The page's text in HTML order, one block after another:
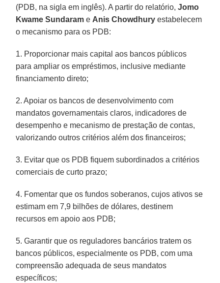
(PDB, na sigla em inglês). A partir do relatório,Jomo
Kwame Sundarame Anis Chowdhury estabelecem
o mecanismo para os PDB:
1. Proporcionar mais capital aos bancos públicos
para ampliar os empréstimos, inclusive mediante
financiamento direto;
2. Apoiar os bancos de desenvolvimento com
mandatos governamentais claros, indicadores de
desempenho e mecanismo de prestação de contas,
valorizando outros critérios além dos financeiros;
3. Evitar que os PDB fiquem subordinados a critérios
comerciais de curto prazo;
4. Fomentar que os fundos soberanos, cujos ativos se
estimam em 7,9 bilhões de dólares, destinem
recursos em apoio aos PDB;
5. Garantir que os reguladores bancários tratem os
bancos públicos, especialmente os PDB, com uma
compreensão adequada de seus mandatos
específicos;